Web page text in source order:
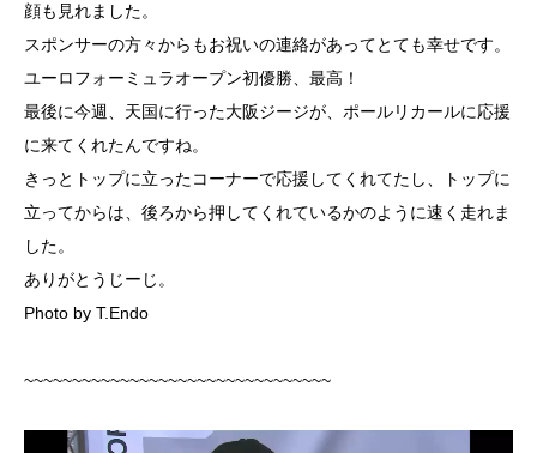
顔も見れました。
スポンサーの方々からもお祝いの連絡があってとても幸せです。
ユーロフォーミュラオープン初優勝、最高！
最後に今週、天国に行った大阪ジージが、ポールリカールに応援
に来てくれたんですね。
きっとトップに立ったコーナーで応援してくれてたし、トップに
立ってからは、後ろから押してくれているかのように速く走れま
した。
ありがとうじーじ。
Photo by T.Endo
~~~~~~~~~~~~~~~~~~~~~~~~~~~~~~~~